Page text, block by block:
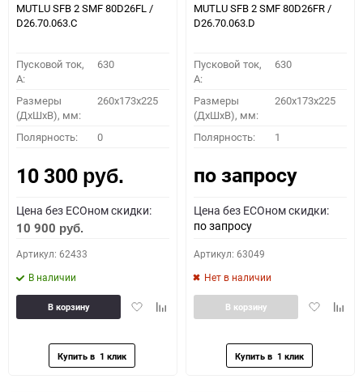
MUTLU SFB 2 SMF 80D26FL /
D26.70.063.C
Пусковой ток,
A:
630
Размеры
(ДхШхВ), мм:
260x173x225
Полярность: 0
10 300 руб.
Цена без ECOном скидки:
10 900 руб.
Артикул: 62433
В наличии
ДобавитьДобавить
В корзину
MUTLU SFB 2 SMF 80D26FR /
D26.70.063.D
Пусковой ток,
A:
630
Размеры
(ДхШхВ), мм:
260x173x225
Полярность: 1
по запросу
Цена без ECOном скидки:
по запросу
Артикул: 63049
Нет в наличии
Добавить
В корзину